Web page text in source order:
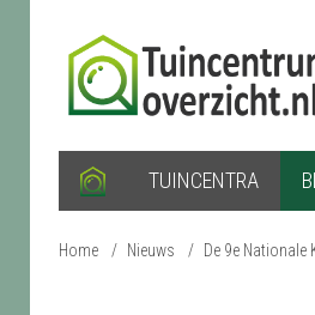
TUINCENTRA
Home / Nieuws / De 9e Nationale